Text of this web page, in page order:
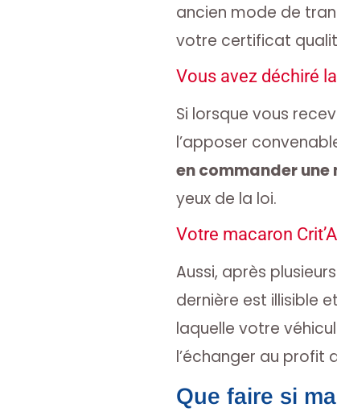
ancien mode de
votre certificat
Vous avez déchiré
Si lorsque vous
l’apposer
en commander une
yeux de la loi.
Votre macaron
Aussi, après
dernière est illisible
laquelle votre
l’échanger au profit
Que faire si